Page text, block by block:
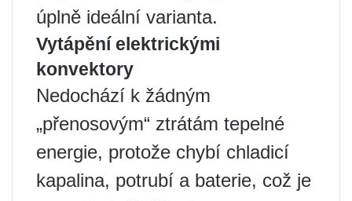
úplně ideální varianta.
Vytápění elektrickými
konvektory
Nedochází k žádným
„přenosovým“ ztrátám tepelné
energie, protože chybí chladicí
kapalina, potrubí a baterie, což je